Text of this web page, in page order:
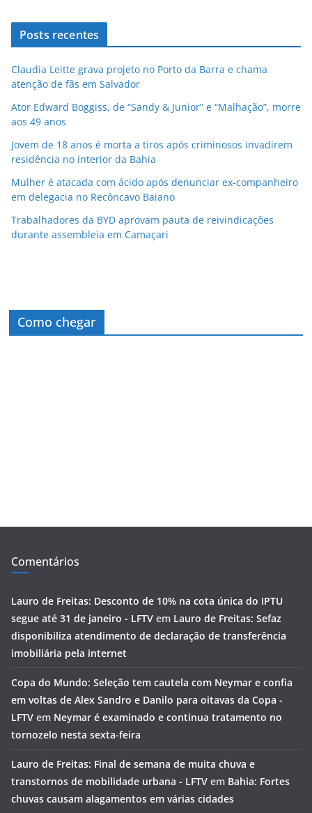
Posts recentes
Claudia Leitte grava projeto no Porto da Barra e chama
atenção de fãs em Salvador
Ator Edward Boggiss, de “Sandy & Junior” e “Malhação”, morre
aos 49 anos
Jovem de 18 anos é morta a tiros após criminosos invadirem
residência no interior da Bahia
Mulher é atacada com ácido após denunciar ex-companheiro
em delegacia no Recôncavo Baiano
Trabalhadores da BYD aprovam pauta de reivindicações
durante assembleia em Camaçari
Como chegar
Comentários
Lauro de Freitas: Desconto de 10% na cota única do IPTU
segue até 31 de janeiro - LFTV em Lauro de Freitas: Sefaz
disponibiliza atendimento de declaração de transferência
imobiliária pela internet
Copa do Mundo: Seleção tem cautela com Neymar e confia
em voltas de Alex Sandro e Danilo para oitavas da Copa -
LFTV em Neymar é examinado e continua tratamento no
tornozelo nesta sexta-feira
Lauro de Freitas: Final de semana de muita chuva e
transtornos de mobilidade urbana - LFTV em Bahia: Fortes
chuvas causam alagamentos em várias cidades